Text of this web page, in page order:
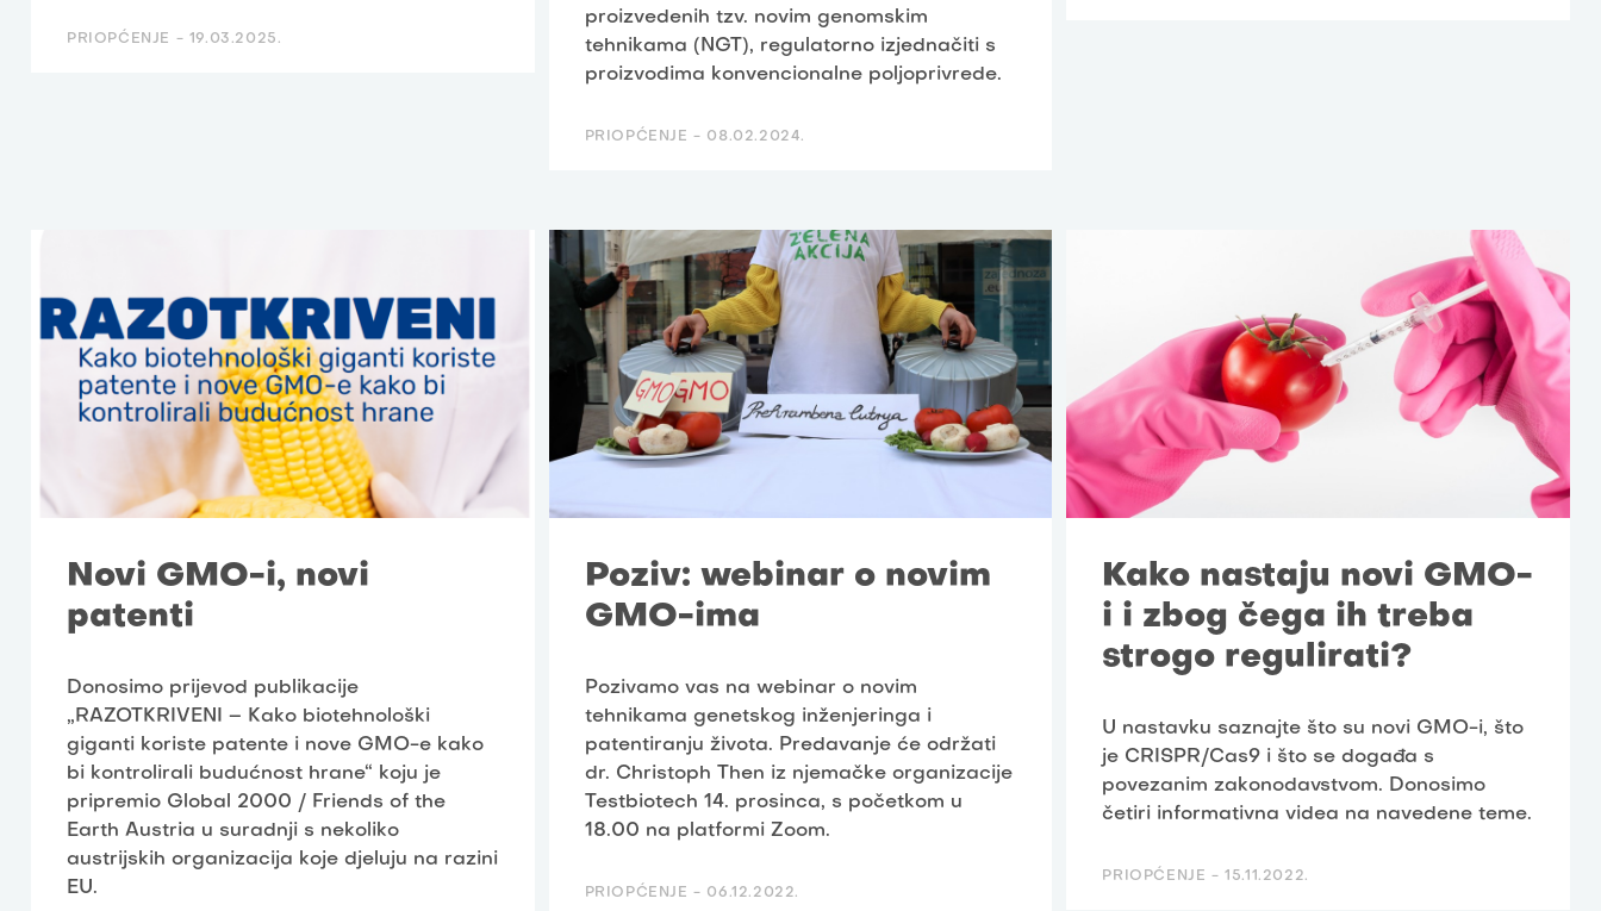
PRIOPĆENJE - 19.03.2025.
proizvedenih tzv. novim genomskim
tehnikama (NGT), regulatorno izjednačiti s
proizvodima konvencionalne poljoprivrede.
PRIOPĆENJE - 08.02.2024.
Novi GMO-i, novi
patenti
Donosimo prijevod publikacije
„RAZOTKRIVENI – Kako biotehnološki
giganti koriste patente i nove GMO-e kako
bi kontrolirali budućnost hrane“ koju je
pripremio Global 2000 / Friends of the
Earth Austria u suradnji s nekoliko
austrijskih organizacija koje djeluju na razini
EU.
Poziv: webinar o novim
GMO-ima
Pozivamo vas na webinar o novim
tehnikama genetskog inženjeringa i
patentiranju života. Predavanje će održati
dr. Christoph Then iz njemačke organizacije
Testbiotech 14. prosinca, s početkom u
18.00 na platformi Zoom.
PRIOPĆENJE - 06.12.2022.
Kako nastaju novi GMO-
i i zbog čega ih treba
strogo regulirati?
U nastavku saznajte što su novi GMO-i, što
je CRISPR/Cas9 i što se događa s
povezanim zakonodavstvom. Donosimo
četiri informativna videa na navedene teme.
PRIOPĆENJE -15.11.2022.